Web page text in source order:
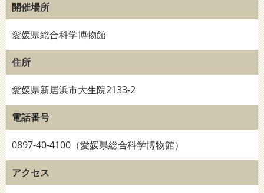
開催場所
愛媛県総合科学博物館
住所
愛媛県新居浜市大生院2133-2
電話番号
0897-40-4100（愛媛県総合科学博物館）
アクセス